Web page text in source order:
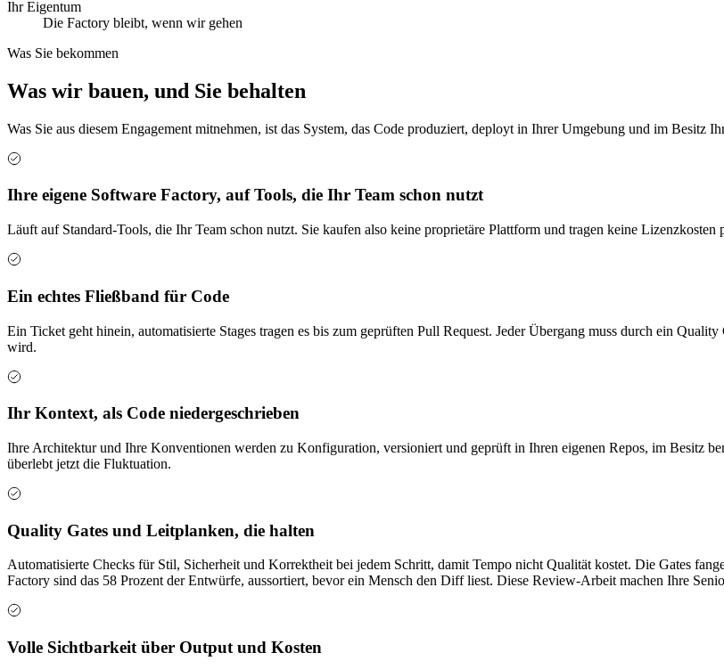
Ihr Eigentum
Die Factory bleibt, wenn wir gehen
Was Sie bekommen
Was wir bauen, und Sie behalten
Was Sie aus diesem Engagement mitnehmen, ist das System, das Code produziert, deployt in Ihrer Umgebung und im Besitz
Ihre eigene Software Factory, auf Tools, die Ihr Team schon nutzt
Läuft auf Standard-Tools, die Ihr Team schon nutzt. Sie kaufen also keine proprietäre Plattform und tragen keine
Ein echtes Fließband für Code
Ein Ticket geht hinein, automatisierte Stages tragen es bis zum geprüften Pull Request. Jeder Übergang muss durch ein
wird.
Ihr Kontext, als Code niedergeschrieben
Ihre Architektur und Ihre Konventionen werden zu Konfiguration, versioniert und geprüft in Ihren eigenen Repos, im Besitz
überlebt jetzt die Fluktuation.
Quality Gates und Leitplanken, die halten
Automatisierte Checks für Stil, Sicherheit und Korrektheit bei jedem Schritt, damit Tempo nicht Qualität kostet. Die Gates
Factory sind das 58 Prozent der Entwürfe, aussortiert, bevor ein Mensch den Diff liest. Diese Review-Arbeit machen Ihre
Volle Sichtbarkeit über Output und Kosten